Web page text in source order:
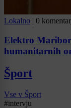
Lokalno | 0
Elektro
humanitarnih
Šport
Vse v Šport
#intervju